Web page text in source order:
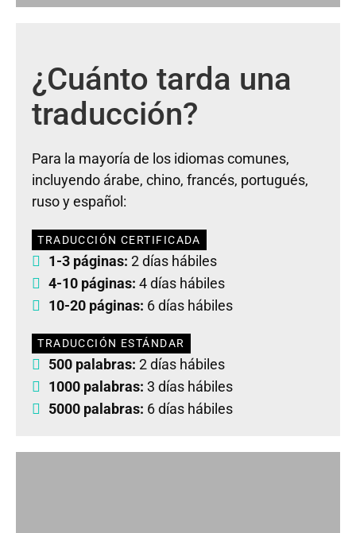
¿Cuánto tarda una
traducción?
Para la mayoría de los idiomas comunes,
incluyendo árabe, chino, francés, portugués,
ruso y español:
TRADUCCIÓN CERTIFICADA
1-3 páginas: 2 días hábiles
4-10 páginas: 4 días hábiles
10-20 páginas: 6 días hábiles
TRADUCCIÓN ESTÁNDAR
500 palabras: 2 días hábiles
1000 palabras: 3 días hábiles
5000 palabras: 6 días hábiles